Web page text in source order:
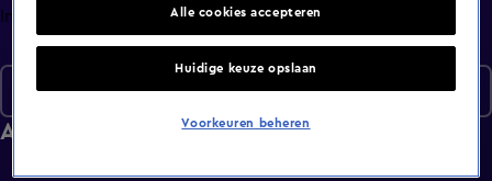
Info
Afleveringen
Seizoen 11
Alle cookies accepteren
Huidige keuze opslaan
Voorkeuren beheren